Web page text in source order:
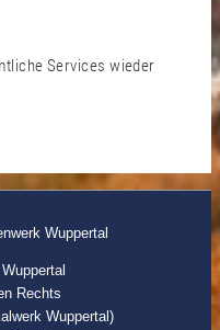
Services wieder
Wuppertal
Rechts
Wuppertal)